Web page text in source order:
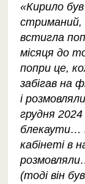
«Кирило
стриманий,
встигла
місяця до
попри це,
забігав на
і
грудня 2024
блекаути…
кабінеті в
(тоді він